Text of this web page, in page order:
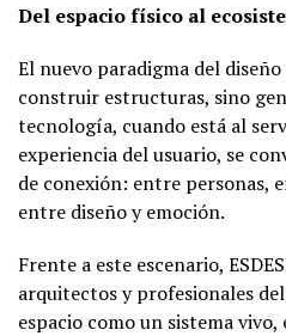
Del espacio físico al
El nuevo paradigma del
construir estructuras, sino
tecnología, cuando está al
experiencia del usuario, se
de conexión: entre personas,
entre diseño y emoción.
Frente a este escenario,
arquitectos y profesionales
espacio como un sistema